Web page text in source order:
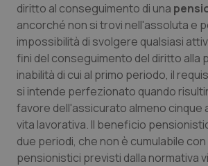
diritto al conseguimento di una
ancorché non si trovi nell'assoluta e
impossibilità di svolgere qualsiasi
fini del conseguimento del diritto alla
inabilità di cui al primo periodo, il
si intende perfezionato quando
favore dell'assicurato almeno cinque
vita lavorativa. Il beneficio
due periodi, che non è cumulabile
pensionistici previsti dalla normativa